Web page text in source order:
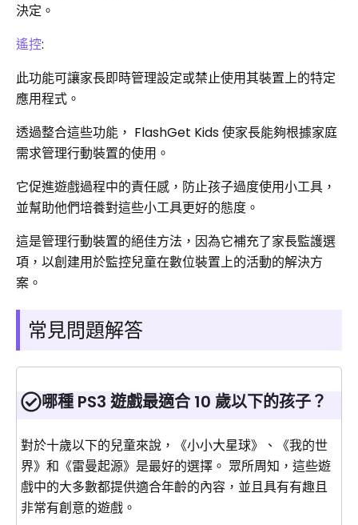
決定。
遙控:
此功能可讓家長即時管理設定或禁止使用其裝置上的特定
應用程式。
透過整合這些功能， FlashGet Kids 使家長能夠根據家庭
需求管理行動裝置的使用。
它促進遊戲過程中的責任感，防止孩子過度使用小工具，
並幫助他們培養對這些小工具更好的態度。
這是管理行動裝置的絕佳方法，因為它補充了家長監護選
項，以創建用於監控兒童在數位裝置上的活動的解決方
案。
常見問題解答
哪種 PS3 遊戲最適合 10 歲以下的孩子？
對於十歲以下的兒童來說，《小小大星球》、《我的世
界》和《雷曼起源》是最好的選擇。 眾所周知，這些遊
戲中的大多數都提供適合年齡的內容，並且具有有趣且
非常有創意的遊戲。